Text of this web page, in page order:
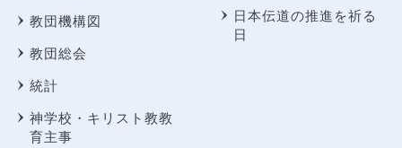
教団機構図
教団総会
統計
神学校・キリスト教教
育主事
日本伝道の推進を祈る
日